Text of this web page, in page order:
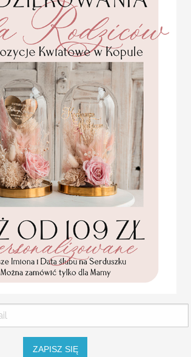
PLN
Nadruk 1 strony: GRATIS!
Projektowanie wydruków:
strony kartki na 2,5 cm
Wydruk każdej kolejnej strony:
NIE DRUKUJEMY STRON Z
A PO KOLEI 1,2,3,4,5!
KLIKNIJ PONIŻEJ ABY
ILOŚĆ KARTEK
INSTRUKCJA DO KSIĘGI
KOLOR OKŁADKI KSIĘGI
KSIĘGA KOLOR KARTEK
ZAPISZ SIĘ